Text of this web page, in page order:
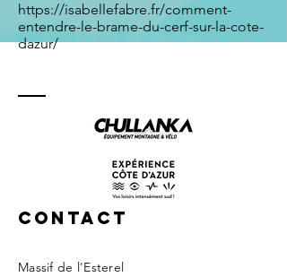
https://isabellefabre.fr/comment-
entendre-le-brame-du-cerf-sur-la-cote-
dazur/
Contact
Massif de l'Esterel